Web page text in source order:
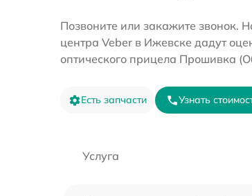
Позвоните или закажите звонок.
центра Veber в Ижевске дадут
оптического прицела Прошивка
Есть запчасти Узнать
Услуга